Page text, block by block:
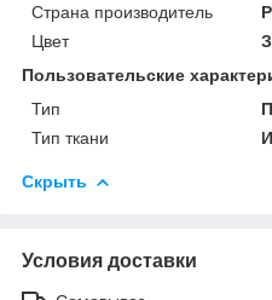
Страна производитель
Цвет
Пользовательские
Тип
Тип ткани
Скрыть
Условия доставки